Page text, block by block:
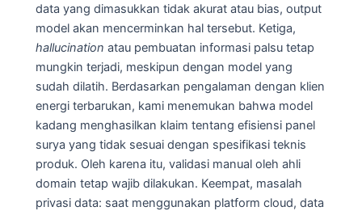
data yang dimasukkan tidak akurat atau bias, output
model akan mencerminkan hal tersebut. Ketiga,
hallucination atau pembuatan informasi palsu tetap
mungkin terjadi, meskipun dengan model yang
sudah dilatih. Berdasarkan pengalaman dengan klien
energi terbarukan, kami menemukan bahwa model
kadang menghasilkan klaim tentang efisiensi panel
surya yang tidak sesuai dengan spesifikasi teknis
produk. Oleh karena itu, validasi manual oleh ahli
domain tetap wajib dilakukan. Keempat, masalah
privasi data: saat menggunakan platform cloud, data